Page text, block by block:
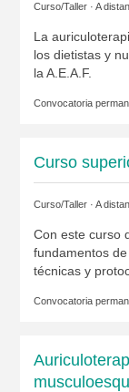
Curso/Taller · A
La
los dietistas y
la A.E.A.F.
Convocatoria
Curso
Curso/Taller · A
Con este curso
fundamentos
técnicas y
Convocatoria